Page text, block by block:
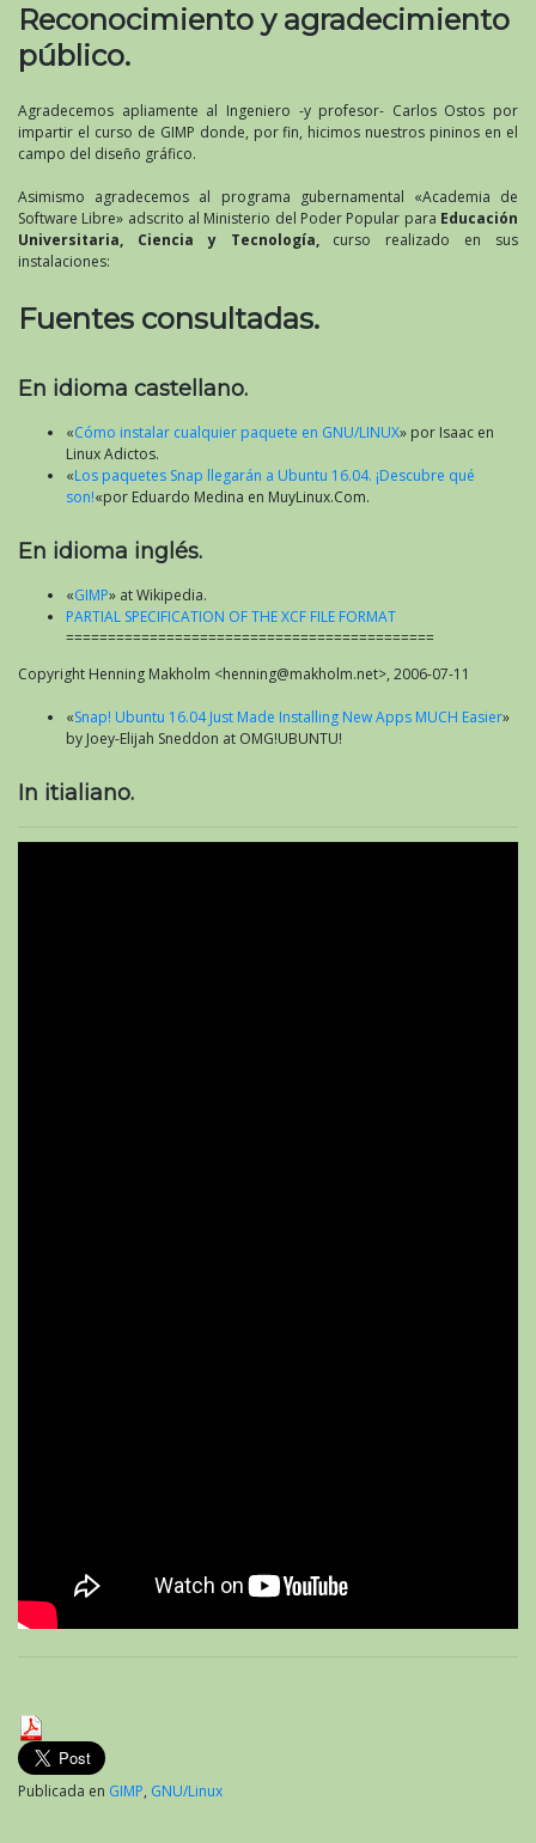
Reconocimiento y agradecimiento
público.
Agradecemos apliamente al Ingeniero -y profesor- Carlos Ostos por
impartir el curso de GIMP donde, por fin, hicimos nuestros pininos en el
campo del diseño gráfico.
Asimismo agradecemos al programa gubernamental «Academia de
Software Libre» adscrito al Ministerio del Poder Popular para Educación
Universitaria, Ciencia y Tecnología, curso realizado en sus
instalaciones:
Fuentes consultadas.
En idioma castellano.
«Cómo instalar cualquier paquete en GNU/LINUX» por Isaac en
Linux Adictos.
«Los paquetes Snap llegarán a Ubuntu 16.04. ¡Descubre qué
son!«por Eduardo Medina en MuyLinux.Com.
En idioma inglés.
«GIMP» at Wikipedia.
PARTIAL SPECIFICATION OF THE XCF FILE FORMAT
============================================
Copyright Henning Makholm <henning@makholm.net>, 2006-07-11
«Snap! Ubuntu 16.04 Just Made Installing New Apps MUCH Easier»
by Joey-Elijah Sneddon at OMG!UBUNTU!
In itialiano.
Publicada en GIMP, GNU/Linux